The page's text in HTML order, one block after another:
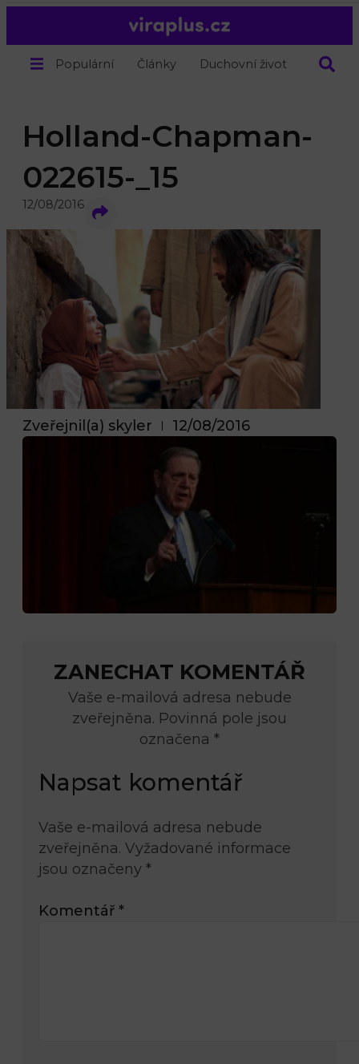
Populární Články Duchovní život O nás
Holland-Chapman-
022615-_15
12/08/2016
Zveřejnil(a) skyler 12/08/2016
ZANECHAT KOMENTÁŘ
Vaše e-mailová adresa nebude
zveřejněna. Povinná pole jsou
označena *
Napsat komentář
Vaše e-mailová adresa nebude
zveřejněna. Vyžadované informace
jsou označeny *
Komentář *